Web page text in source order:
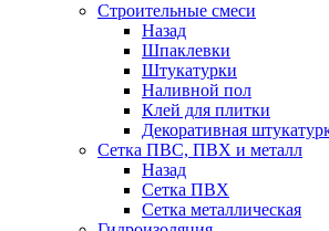
Строительные смеси
Назад
Шпаклевки
Штукатурки
Наливной пол
Клей для плитки
Декоративная
Сетка ПВС, ПВХ и металл
Назад
Сетка ПВХ
Сетка металлическая